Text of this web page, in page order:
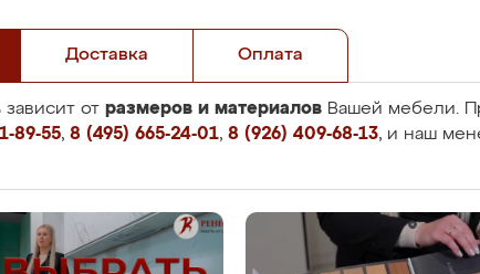
Доставка Оплата
от размеров и материалов Вашей мебели.
89-55, 8 (495) 665-24-01, 8 (926) 409-68-13, и наш